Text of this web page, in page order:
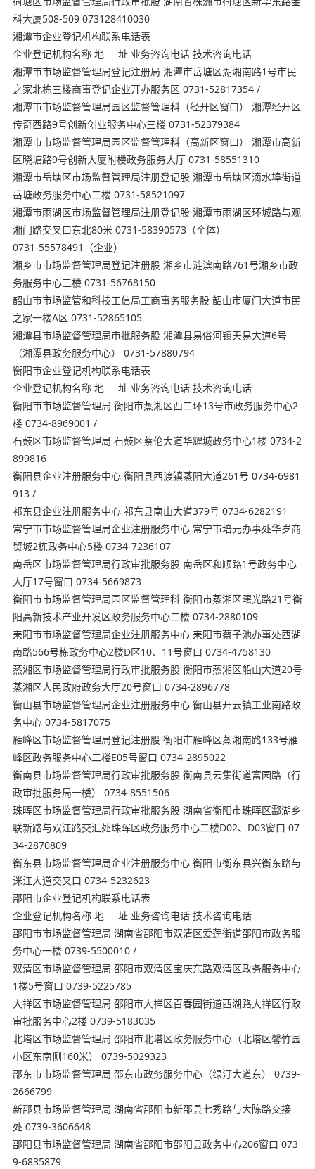
科大厦508-509 073128410030
湘潭市企业登记机构联系电话表
企业登记机构名称 地 址 业务咨询电话 技术咨询电话
湘潭市市场监督管理局登记注册局 湘潭市岳塘区湖湘南路1号市民
之家北栋三楼商事登记企业开办服务区 0731-52817354 /
湘潭市市场监督管理局园区监督管理科（经开区窗口） 湘潭经开区
传奇西路9号创新创业服务中心三楼 0731-52379384
湘潭市市场监督管理局园区监督管理科（高新区窗口） 湘潭市高新
区晓塘路9号创新大厦附楼政务服务大厅 0731-58551310
湘潭市岳塘区市场监督管理局注册登记股 湘潭市岳塘区滴水埠街道
岳塘政务服务中心二楼 0731-58521097
湘潭市雨湖区市场监督管理局注册登记股 湘潭市雨湖区环城路与观
湘门路交叉口东北80米 0731-58390573（个体）
0731-55578491（企业）
湘乡市市场监督管理局登记注册股 湘乡市涟滨南路761号湘乡市政
务服务中心三楼 0731-56768150
韶山市市场监管和科技工信局工商事务服务股 韶山市厦门大道市民
之家一楼A区 0731-52865105
湘潭县市场监督管理局审批服务股 湘潭县易俗河镇天易大道6号
（湘潭县政务服务中心） 0731-57880794
衡阳市企业登记机构联系电话表
企业登记机构名称 地 址 业务咨询电话 技术咨询电话
衡阳市市场监督管理局 衡阳市蒸湘区西二环13号市政务服务中心2
楼 0734-8969001 /
石鼓区市场监督管理局 石鼓区蔡伦大道华耀城政务中心1楼 0734-2
899816
衡阳县企业注册服务中心 衡阳县西渡镇蒸阳大道261号 0734-6981
913 /
祁东县企业注册服务中心 祁东县南山大道379号 0734-6282191
常宁市市场监督管理局企业注册服务中心 常宁市培元办事处华岁商
贸城2栋政务中心5楼 0734-7236107
南岳区市场监督管理局行政审批服务股 南岳区和顺路1号政务中心
大厅17号窗口 0734-5669873
衡阳市市场监督管理局园区监督管理科 衡阳市蒸湘区曙光路21号衡
阳高新技术产业开发区政务服务中心二楼 0734-2880109
耒阳市市场监督管理局企业注册服务中心 耒阳市蔡子池办事处西湖
南路566号栋政务中心2楼D区10、11号窗口 0734-4758130
蒸湘区市场监督管理局行政审批服务股 衡阳市蒸湘区船山大道20号
蒸湘区人民政府政务大厅20号窗口 0734-2896778
衡山县市场监督管理局企业注册服务中心 衡山县开云镇工业南路政
务中心 0734-5817075
雁峰区市场监督管理局登记注册股 衡阳市雁峰区蒸湘南路133号雁
峰区政务服务中心二楼E05号窗口 0734-2895022
衡南县市场监督管理局行政审批服务股 衡南县云集街道富园路（行
政审批服务局一楼） 0734-8551506
珠晖区市场监督管理局行政审批服务股 湖南省衡阳市珠晖区酃湖乡
联新路与双江路交汇处珠晖区政务服务中心二楼D02、D03窗口 07
34-2870809
衡东县市场监督管理局企业注册服务中心 衡阳市衡东县兴衡东路与
洣江大道交叉口 0734-5232623
邵阳市企业登记机构联系电话表
企业登记机构名称 地 址 业务咨询电话 技术咨询电话
邵阳市市场监督管理局 湖南省邵阳市双清区爱莲街道邵阳市政务服
务中心一楼 0739-5500010 /
双清区市场监督管理局 邵阳市双清区宝庆东路双清区政务服务中心
1楼5号窗口 0739-5225785
大祥区市场监督管理局 邵阳市大祥区百春园街道西湖路大祥区行政
审批服务中心2楼 0739-5183035
北塔区市场监督管理局 邵阳市北塔区政务服务中心（北塔区馨竹园
小区东南侧160米） 0739-5029323
邵东市市场监督管理局 邵东市政务服务中心（绿汀大道东） 0739-
2666799
新邵县市场监督管理局 湖南省邵阳市新邵县七秀路与大陈路交接
处 0739-3606648
邵阳县市场监督管理局 湖南省邵阳市邵阳县政务中心206窗口 073
9-6835879